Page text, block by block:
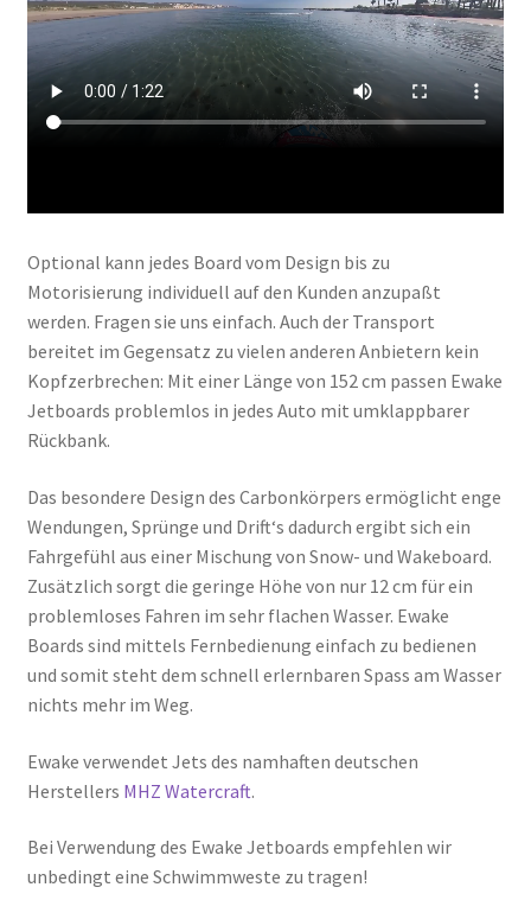
Optional kann jedes Board vom Design bis zu
Motorisierung individuell auf den Kunden anzupaßt
werden. Fragen sie uns einfach. Auch der Transport
bereitet im Gegensatz zu vielen anderen Anbietern kein
Kopfzerbrechen: Mit einer Länge von 152 cm passen Ewake
Jetboards problemlos in jedes Auto mit umklappbarer
Rückbank.
Das besondere Design des Carbonkörpers ermöglicht enge
Wendungen, Sprünge und Drift‘s dadurch ergibt sich ein
Fahrgefühl aus einer Mischung von Snow- und Wakeboard.
Zusätzlich sorgt die geringe Höhe von nur 12 cm für ein
problemloses Fahren im sehr flachen Wasser. Ewake
Boards sind mittels Fernbedienung einfach zu bedienen
und somit steht dem schnell erlernbaren Spass am Wasser
nichts mehr im Weg.
Ewake verwendet Jets des namhaften deutschen
Herstellers MHZ Watercraft.
Bei Verwendung des Ewake Jetboards empfehlen wir
unbedingt eine Schwimmweste zu tragen!